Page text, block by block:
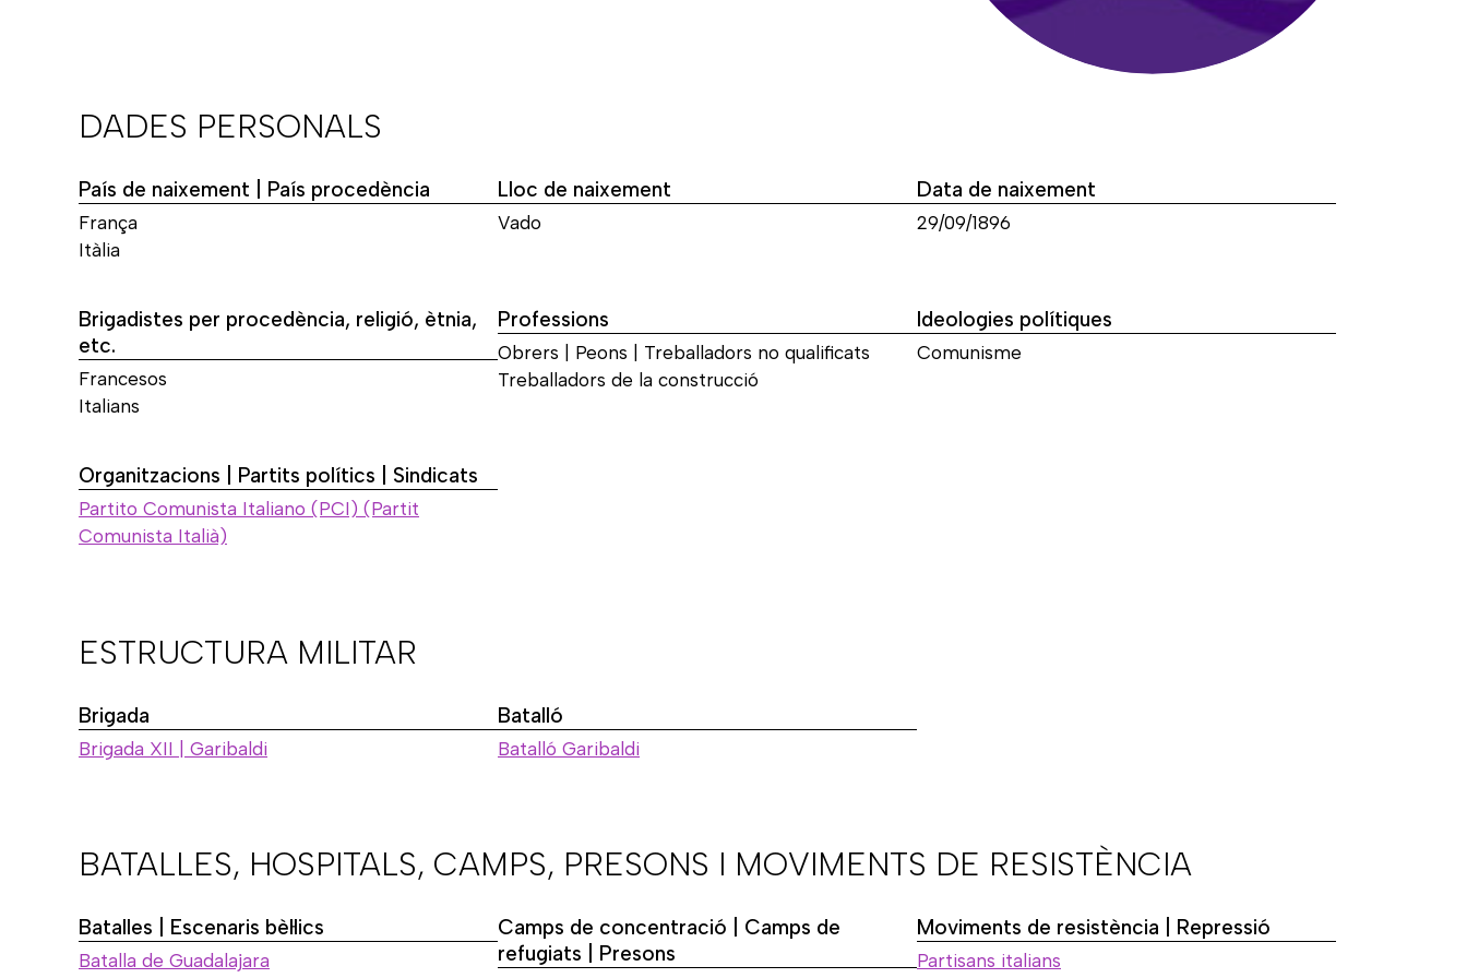
DADES PERSONALS
País de naixement | País procedència
França
Itàlia
Lloc de naixement
Vado
Data de naixement
29/09/1896
Brigadistes per procedència, religió, ètnia,
etc.
Francesos
Italians
Professions
Obrers | Peons | Treballadors no qualificats
Treballadors de la construcció
Ideologies polítiques
Comunisme
Organitzacions | Partits polítics | Sindicats
Partito Comunista Italiano (PCI) (Partit
Comunista Italià)
ESTRUCTURA MILITAR
Brigada
Brigada XII | Garibaldi
Batalló
Batalló Garibaldi
BATALLES, HOSPITALS, CAMPS, PRESONS I MOVIMENTS DE RESISTÈNCIA
Batalles | Escenaris bèl·lics
Batalla de Guadalajara
Camps de concentració | Camps de
refugiats | Presons
Moviments de resistència | Repressió
Partisans italians